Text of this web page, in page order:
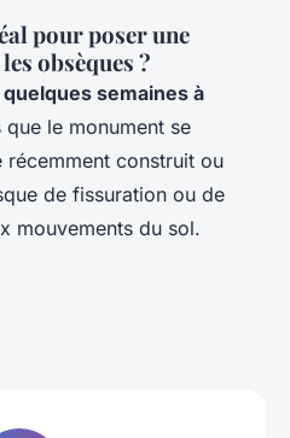
pour poser une
obsèques ?
quelques semaines à
que le monument se
récemment construit ou
de fissuration ou de
mouvements du sol.